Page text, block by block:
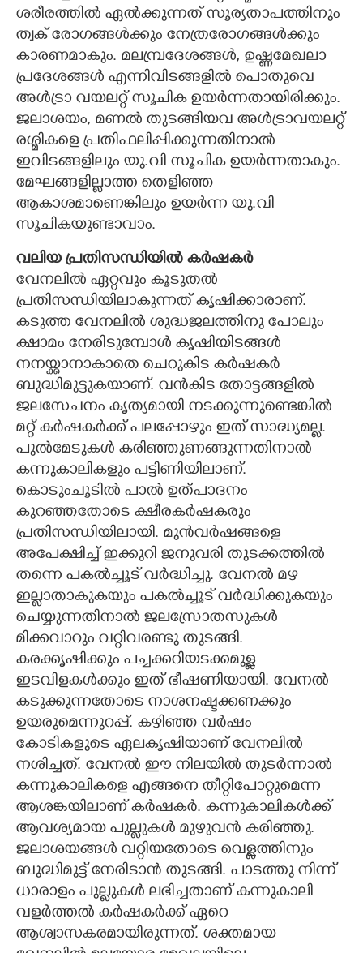
ശരീരത്തിൽ ഏൽക്കുന്നത് സൂര്യതാപത്തിനും
ത്വക് രോഗങ്ങൾക്കും നേത്രരോഗങ്ങൾക്കും
കാരണമാകും. മലമ്പ്രദേശങ്ങൾ, ഉഷ്ണമേഖലാ
പ്രദേശങ്ങൾ എന്നിവിടങ്ങളിൽ പൊതുവെ
അൾട്രാ വയലറ്റ് സൂചിക ഉയർന്നതായിരിക്കും.
ജലാശയം, മണൽ തുടങ്ങിയവ അൾട്രാവയലറ്റ്
രശ്മികളെ പ്രതിഫലിപ്പിക്കുന്നതിനാൽ
ഇവിടങ്ങളിലും യു.വി സൂചിക ഉയർന്നതാകും.
മേഘങ്ങളില്ലാത്ത തെളിഞ്ഞ
ആകാശമാണെങ്കിലും ഉയർന്ന യു.വി
സൂചികയുണ്ടാവാം.
വലിയ പ്രതിസന്ധിയിൽ കർഷകർ
വേനലിൽ ഏറ്റവും കൂടുതൽ
പ്രതിസന്ധിയിലാകുന്നത് കൃഷിക്കാരാണ്.
കടുത്ത വേനലിൽ ശുദ്ധജലത്തിനു പോലും
ക്ഷാമം നേരിടുമ്പോൾ കൃഷിയിടങ്ങൾ
നനയ്ക്കാനാകാതെ ചെറുകിട കർഷകർ
ബുദ്ധിമുട്ടുകയാണ്. വൻകിട തോട്ടങ്ങളിൽ
ജലസേചനം കൃത്യമായി നടക്കുന്നുണ്ടെങ്കിൽ
മറ്റ് കർഷകർക്ക് പലപ്പോഴും ഇത് സാദ്ധ്യമല്ല.
പുൽമേടുകൾ കരിഞ്ഞുണങ്ങുന്നതിനാൽ
കന്നുകാലികളും പട്ടിണിയിലാണ്.
കൊടുംചൂടിൽ പാൽ ഉത്പാദനം
കുറഞ്ഞതോടെ ക്ഷീരകർഷകരും
പ്രതിസന്ധിയിലായി. മുൻവർഷങ്ങളെ
അപേക്ഷിച്ച് ഇക്കുറി ജനുവരി തുടക്കത്തിൽ
തന്നെ പകൽച്ചൂട് വർദ്ധിച്ചു. വേനൽ മഴ
ഇല്ലാതാകുകയും പകൽച്ചൂട് വർദ്ധിക്കുകയും
ചെയ്യുന്നതിനാൽ ജലസ്രോതസുകൾ
മിക്കവാറും വറ്റിവരണ്ടു തുടങ്ങി.
കരക്കൃഷിക്കും പച്ചക്കറിയടക്കമുള്ള
ഇടവിളകൾക്കും ഇത് ഭീഷണിയായി. വേനൽ
കടുക്കുന്നതോടെ നാശനഷ്ടക്കണക്കും
ഉയരുമെന്നുറപ്പ്. കഴിഞ്ഞ വർഷം
കോടികളുടെ ഏലകൃഷിയാണ് വേനലിൽ
നശിച്ചത്. വേനൽ ഈ നിലയിൽ തുടർന്നാൽ
കന്നുകാലികളെ എങ്ങനെ തീറ്റിപോറ്റുമെന്ന
ആശങ്കയിലാണ് കർഷകർ. കന്നുകാലികൾക്ക്
ആവശ്യമായ പുല്ലുകൾ മുഴുവൻ കരിഞ്ഞു.
ജലാശയങ്ങൾ വറ്റിയതോടെ വെള്ളത്തിനും
ബുദ്ധിമുട്ട് നേരിടാൻ തുടങ്ങി. പാടത്തു നിന്ന്
ധാരാളം പുല്ലുകൾ ലഭിച്ചതാണ് കന്നുകാലി
വളർത്തൽ കർഷകർക്ക് ഏറെ
ആശ്വാസകരമായിരുന്നത്. ശക്തമായ